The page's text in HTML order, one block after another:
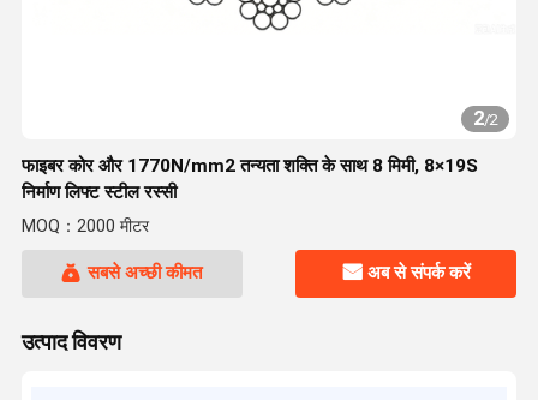
2/2
फाइबर कोर और 1770N/mm2 तन्यता शक्ति के साथ 8 मिमी, 8×19S
निर्माण लिफ्ट स्टील रस्सी
MOQ：2000 मीटर
सबसे अच्छी कीमत अब से संपर्क करें
उत्पाद विवरण